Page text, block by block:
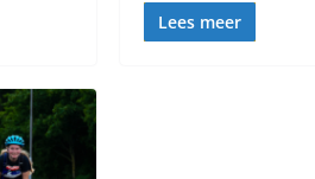
Lees meer